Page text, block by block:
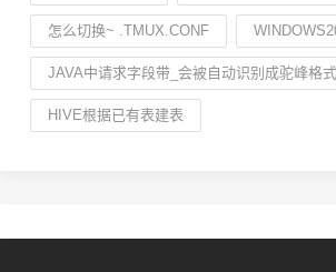
怎么切换~ .TMUX.CONF
JAVA中请求字段带_会被自动识别成驼峰格式
HIVE根据已有表建表